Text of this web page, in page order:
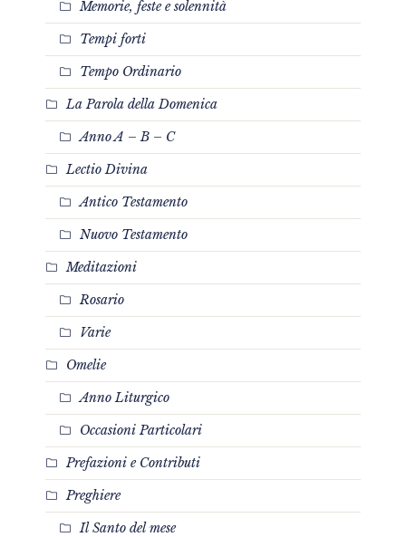
Memorie, feste e solennità
Tempi forti
Tempo Ordinario
La Parola della Domenica
Anno A – B – C
Lectio Divina
Antico Testamento
Nuovo Testamento
Meditazioni
Rosario
Varie
Omelie
Anno Liturgico
Occasioni Particolari
Prefazioni e Contributi
Preghiere
Il Santo del mese